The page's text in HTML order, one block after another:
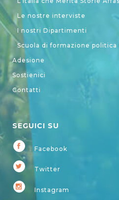
Le nostre interviste
I nostri Dipartimenti
Scuola di formazione politica
Adesione
Sostienici
Contatti
SEGUICI SU
Facebook
Twitter
Instagram